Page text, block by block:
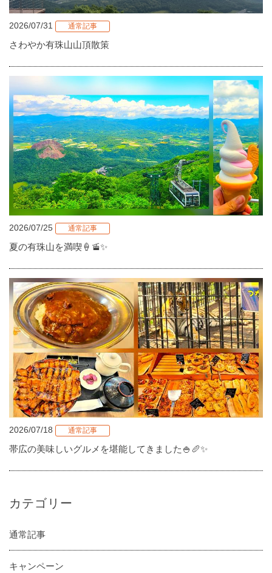
2026/07/31 通常記事
さわやか有珠山山頂散策
2026/07/25 通常記事
夏の有珠山を満喫🍦🚡✨
2026/07/18 通常記事
帯広の美味しいグルメを堪能してきました🍚🥖✨
カテゴリー
通常記事
キャンペーン